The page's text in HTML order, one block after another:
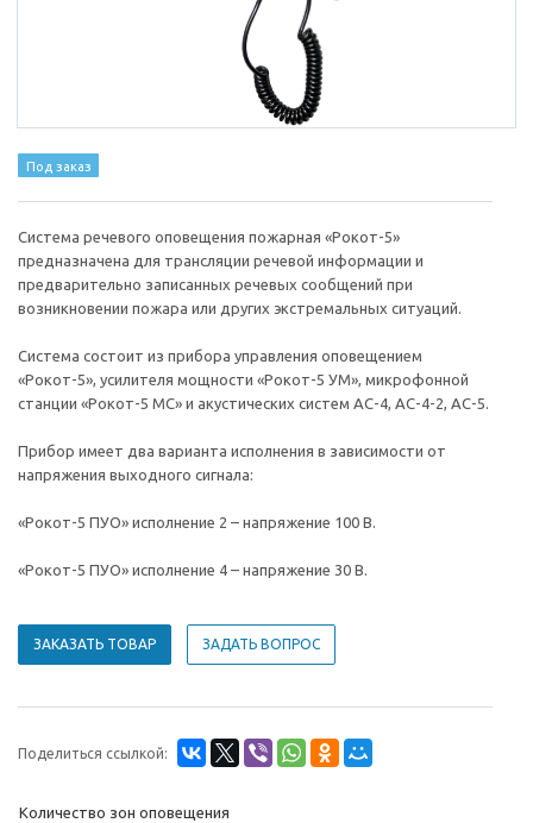
Под заказ
Система речевого оповещения пожарная «Рокот-5»
предназначена для трансляции речевой информации и
предварительно записанных речевых сообщений при
возникновении пожара или других экстремальных ситуаций.
Система состоит из прибора управления оповещением
«Рокот-5», усилителя мощности «Рокот-5 УМ», микрофонной
станции «Рокот-5 МС» и акустических систем АС-4, АС-4-2, АС-5.
Прибор имеет два варианта исполнения в зависимости от
напряжения выходного сигнала:
«Рокот-5 ПУО» исполнение 2 – напряжение 100 В.
«Рокот-5 ПУО» исполнение 4 – напряжение 30 В.
ЗАКАЗАТЬ ТОВАР ЗАДАТЬ ВОПРОС
Поделиться ссылкой:
Количество зон оповещения